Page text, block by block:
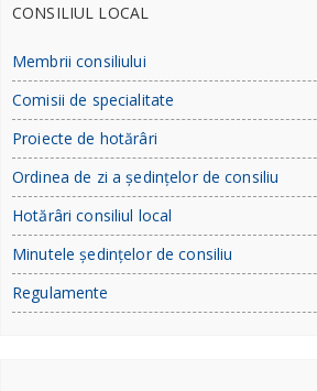
CONSILIUL LOCAL
Membrii consiliului
Comisii de specialitate
Proiecte de hotărâri
Ordinea de zi a ședințelor de consiliu
Hotărâri consiliul local
Minutele ședințelor de consiliu
Regulamente